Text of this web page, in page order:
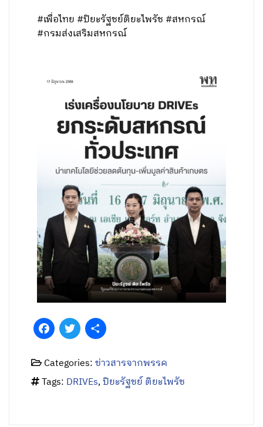
#เพื่อไทย #ปิยะรัฐชย์ติยะไพรัช #สหกรณ์
#กรมส่งเสริมสหกรณ์
FacebookTwitter
Categories:ข่าวสารจากพรรค
Tags: DRIVEs,ปิยะรัฐชย์ ติยะไพรัช